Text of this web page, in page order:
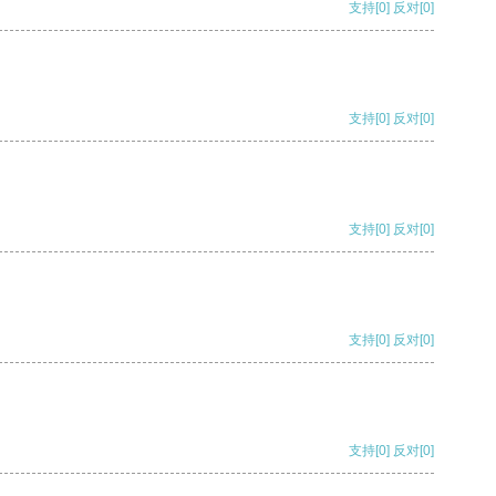
支持[0] 反对[0]
支持[0] 反对[0]
支持[0] 反对[0]
支持[0] 反对[0]
支持[0] 反对[0]